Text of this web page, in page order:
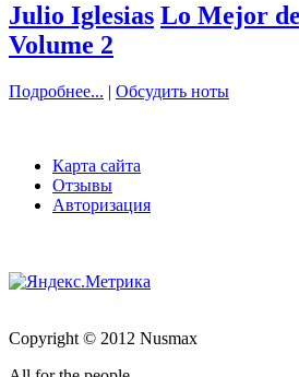
Julio Iglesias Lo Mejor
Volume 2
Подробнее... | Обсудить ноты
Карта сайта
Отзывы
Авторизация
Copyright © 2012 Nusmax